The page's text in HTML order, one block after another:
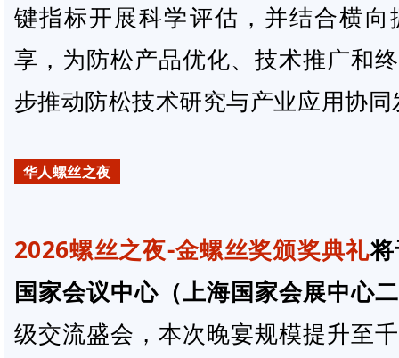
键指标开展科学评估，并结合横
享，为防松产品优化、技术推广和
步推动防松技术研究与产业应用协
华人螺丝之夜
2026螺丝之夜-金螺丝奖颁奖典礼
国家会议中心（上海国家会展中心
级交流盛会，本次晚宴规模提升至